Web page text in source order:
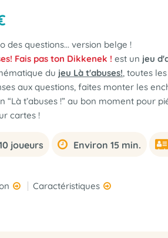
des questions... version belge !
Fais pas ton Dikkenek ! est un jeu
du jeu Là t'abuses!, toutes
aux questions, faites monter les
“Là t’abuses !” au bon moment pour
cartes !
joueurs Environ 15 min.
Caractéristiques